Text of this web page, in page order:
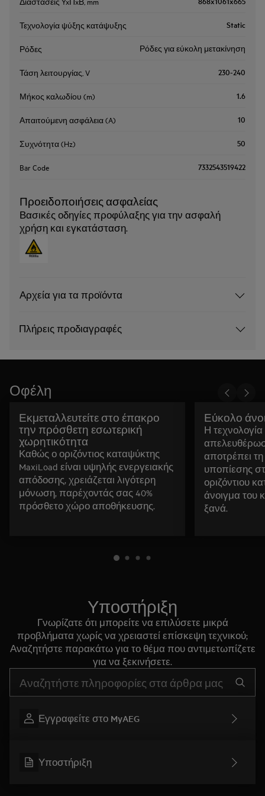
Τεχνολογία ψύξης κατάψυξης Static
Ρόδες Ρόδες για εύκολη μετακίνηση
Τάση λειτουργίας, V 230-240
Μήκος καλωδίου (m) 1.6
Απαιτούμενη ασφάλεια (A) 10
Συχνότητα (Hz) 50
Bar Code 7332543519422
Προειδοποιήσεις ασφαλείας
Βασικές οδηγίες προφύλαξης για την ασφαλή
χρήση και εγκατάσταση.
Αρχεία για τα προϊόντα
Πλήρεις προδιαγραφές
Οφέλη
Εκμεταλλευτείτε στο έπακρο
την πρόσθετη εσωτερική
χωρητικότητα
Καθώς ο οριζόντιος καταψύκτης
MaxiLoad είναι υψηλής ενεργειακής
απόδοσης, χρειάζεται λιγότερη
μόνωση, παρέχοντάς σας 40%
πρόσθετο χώρο αποθήκευσης.
Εύκολο
Η
αποτρέπει τη
υποπίεσης
οριζόντιου
άνοιγμα του
ξανά.
Υποστήριξη
Γνωρίζατε ότι μπορείτε να επιλύσετε μικρά
προβλήματα χωρίς να χρειαστεί επίσκεψη τεχνικού;
Αναζητήστε παρακάτω για το θέμα που αντιμετωπίζετε
για να ξεκινήσετε.
Εγγραφείτε στο MyAEG
Υποστήριξη